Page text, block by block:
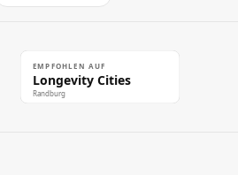
EMPFOHLEN AUF
Longevity Cities
Randburg